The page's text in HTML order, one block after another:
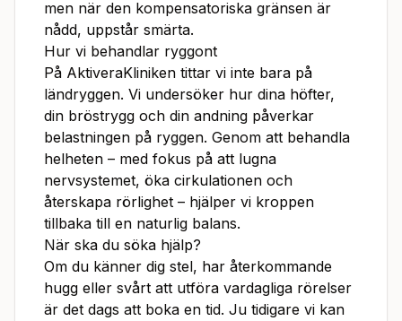
men när den kompensatoriska gränsen är
nådd, uppstår smärta.
Hur vi behandlar ryggont
På AktiveraKliniken tittar vi inte bara på
ländryggen. Vi undersöker hur dina höfter,
din bröstrygg och din andning påverkar
belastningen på ryggen. Genom att behandla
helheten – med fokus på att lugna
nervsystemet, öka cirkulationen och
återskapa rörlighet – hjälper vi kroppen
tillbaka till en naturlig balans.
När ska du söka hjälp?
Om du känner dig stel, har återkommande
hugg eller svårt att utföra vardagliga rörelser
är det dags att boka en tid. Ju tidigare vi kan